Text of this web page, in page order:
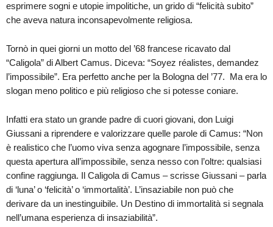
esprimere sogni e utopie impolitiche, un grido di “felicità subito”
che aveva natura inconsapevolmente religiosa.
Tornò in quei giorni un motto del ’68 francese ricavato dal
“Caligola” di Albert Camus. Diceva: “Soyez réalistes, demandez
l’impossibile”. Era perfetto anche per la Bologna del ’77. Ma era lo
slogan meno politico e più religioso che si potesse coniare.
Infatti era stato un grande padre di cuori giovani, don Luigi
Giussani a riprendere e valorizzare quelle parole di Camus: “Non
è realistico che l’uomo viva senza agognare l’impossibile, senza
questa apertura all’impossibile, senza nesso con l’oltre: qualsiasi
confine raggiunga. Il Caligola di Camus – scrisse Giussani – parla
di ‘luna’ o ‘felicità’ o ‘immortalità’. L’insaziabile non può che
derivare da un inestinguibile. Un Destino di immortalità si segnala
nell’umana esperienza di insaziabilità”.